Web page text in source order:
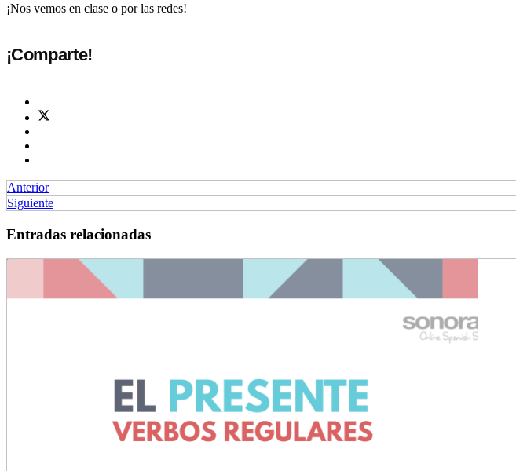
¡Nos vemos en clase o por las redes!
¡Comparte!
Anterior
Siguiente
Entradas relacionadas